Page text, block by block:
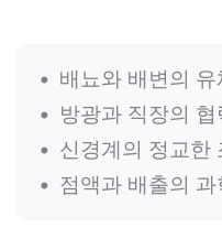
배뇨와 배변의
방광과 직장의
신경계의 정교한
점액과 배출의 과